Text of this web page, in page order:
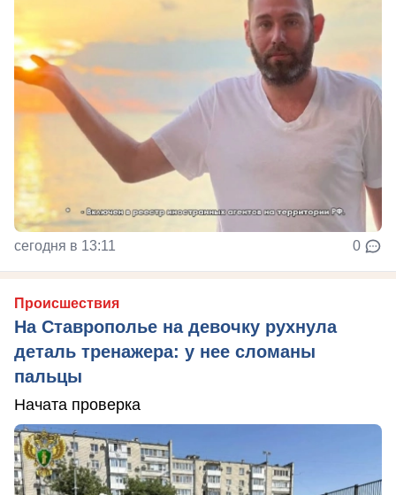
сегодня в 13:11 0
Происшествия
На Ставрополье на девочку рухнула
деталь тренажера: у нее сломаны
пальцы
Начата проверка